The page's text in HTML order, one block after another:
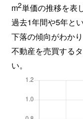
m2単価の推移を表
過去1年間や5年と
下落の傾向がわかり
不動産を売買する
い。